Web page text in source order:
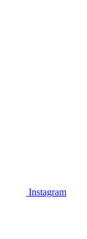
Instagram